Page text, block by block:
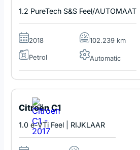
1.2 PureTech S&S Feel/AUTOMAAT
2018 102.239 km
Petrol Automatic
Citroën C1
1.0 e-VTi Feel | RIJKLAAR